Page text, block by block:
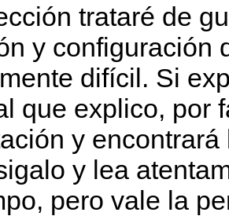
trataré de
y configuración
difícil. Si
que explico, por
y
y lea
pero vale la